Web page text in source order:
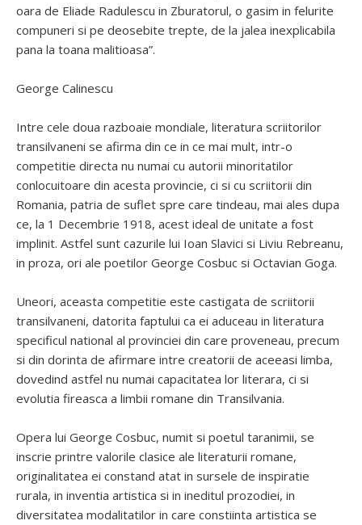
oara de Eliade Radulescu in Zburatorul, o gasim in felurite
compuneri si pe deosebite trepte, de la jalea inexplicabila
pana la toana malitioasa”.
George Calinescu
Intre cele doua razboaie mondiale, literatura scriitorilor
transilvaneni se afirma din ce in ce mai mult, intr-o
competitie directa nu numai cu autorii minoritatilor
conlocuitoare din acesta provincie, ci si cu scriitorii din
Romania, patria de suflet spre care tindeau, mai ales dupa
ce, la 1 Decembrie 1918, acest ideal de unitate a fost
implinit. Astfel sunt cazurile lui Ioan Slavici si Liviu Rebreanu,
in proza, ori ale poetilor George Cosbuc si Octavian Goga.
Uneori, aceasta competitie este castigata de scriitorii
transilvaneni, datorita faptului ca ei aduceau in literatura
specificul national al provinciei din care proveneau, precum
si din dorinta de afirmare intre creatorii de aceeasi limba,
dovedind astfel nu numai capacitatea lor literara, ci si
evolutia fireasca a limbii romane din Transilvania.
Opera lui George Cosbuc, numit si poetul taranimii, se
inscrie printre valorile clasice ale literaturii romane,
originalitatea ei constand atat in sursele de inspiratie
rurala, in inventia artistica si in ineditul prozodiei, in
diversitatea modalitatilor in care constiinta artistica se